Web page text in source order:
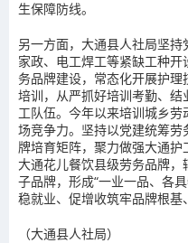
生保障防线。
另一方面，大通县人社局坚
家政、电工焊工等紧缺工种开
务品牌建设，常态化开展护
培训，从严抓好培训考勤、
工队伍。今年以来培训城乡
场竞争力。坚持以党建统筹劳
牌培育矩阵，聚力做强大通护
大通花儿餐饮县级劳务品牌
子品牌，形成“一业一品、各
稳就业、促增收筑牢品牌根基
（大通县人社局）